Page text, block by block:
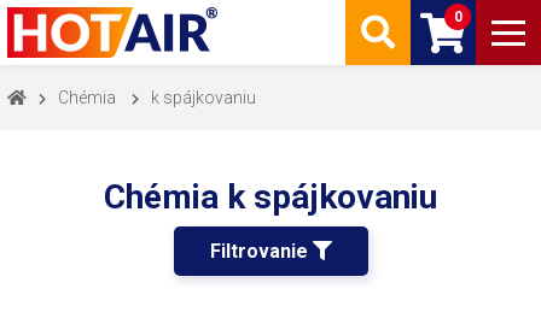
0
Chémia k spájkovaniu
Chémia k spájkovaniu
Filtrovanie